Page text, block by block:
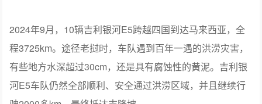
2024年9月，10辆吉利银河E5跨越四国到达马来西亚，全
程3725km。途径老挝时，车队遇到百年一遇的洪涝灾害，
有些地方水深超过30cm，还是具有腐蚀性的黄泥。吉利银
河E5车队仍然全部顺利、安全通过洪涝区域，并且继续行